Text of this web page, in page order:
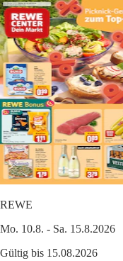
REWE
Mo. 10.8. - Sa. 15.8.2026
Gültig bis 15.08.2026